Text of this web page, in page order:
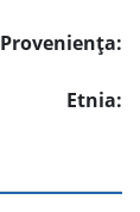
Provenienţa:
Etnia: